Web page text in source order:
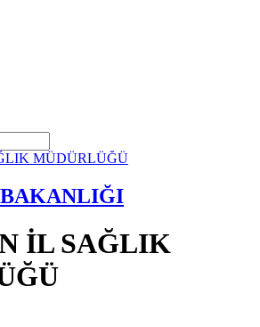
İL SAĞLIK